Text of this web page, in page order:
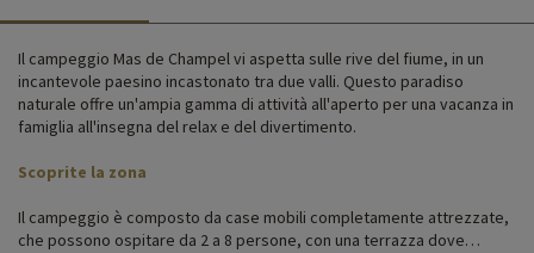
Il campeggio Mas de Champel vi aspetta sulle rive del fiume, in un
incantevole paesino incastonato tra due valli. Questo paradiso
naturale offre un'ampia gamma di attività all'aperto per una vacanza in
famiglia all'insegna del relax e del divertimento.
Scoprite la zona
Il campeggio è composto da case mobili completamente attrezzate,
che possono ospitare da 2 a 8 persone, con una terrazza dove